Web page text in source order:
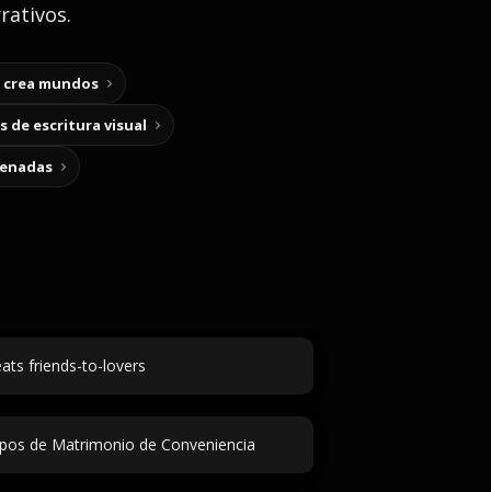
crea mundos
de escritura visual
friends-to-lovers
de Matrimonio de Conveniencia